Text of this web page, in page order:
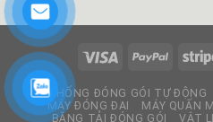
HỆ THỐNG ĐÓNG GÓI TỰ ĐỘNG
MÁY ĐÓNG ĐAI
MÁY QUẤN
BĂNG TẢI ĐÓNG GÓI
VẬT